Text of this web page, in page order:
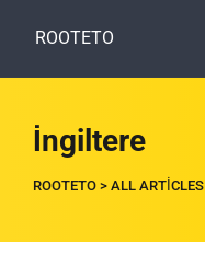
ROOTETO
İngiltere
ROOTETO > ALL ARTICLES